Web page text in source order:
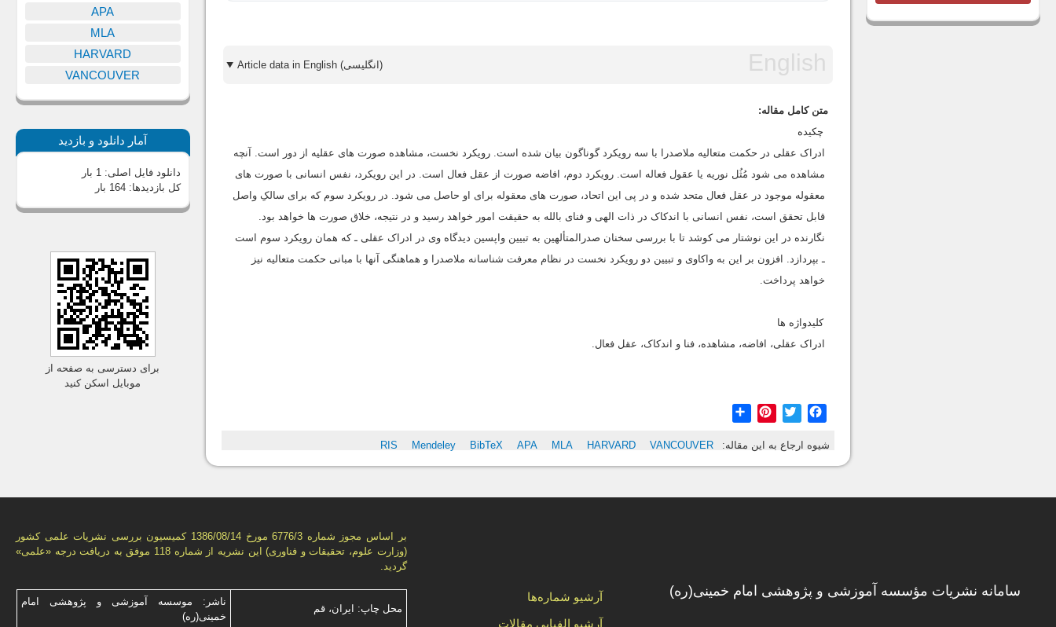
Article data in English (انگلیسی)
متن کامل مقاله:
چکیده
ادراک عقلی در حکمت متعالیه ملاصدرا با سه رویکرد گوناگون بیان شده است. رویکرد نخست، مشاهده صورت های عقلیه از دور است. آنچه
مشاهده می شود مُثُل نوریه یا عقول فعاله است. رویکرد دوم، افاضه صورت از عقل فعال است. در این رویکرد، نفس انسانی با صورت های
معقوله موجود در عقل فعال متحد شده و در پی این اتحاد، صورت های معقوله برای او حاصل می شود. در رویکرد سوم که برای سالکِ واصل
قابل تحقق است، نفس انسانی با اندکاک در ذات الهی و فنای بالله به حقیقت امور خواهد رسید و در نتیجه، خلاق صورت ها خواهد بود.
نگارنده در این نوشتار می کوشد تا با بررسی سخنان صدرالمتألهین به تبیین واپسین دیدگاه وی در ادراک عقلی ـ که همان رویکرد سوم است
ـ بپردازد. افزون بر این به واکاوی و تبیین دو رویکرد نخست در نظام معرفت شناسانه ملاصدرا و هماهنگی آنها با مبانی حکمت متعالیه نیز
خواهد پرداخت.
کلیدواژه ها
ادراک عقلی، افاضه، مشاهده، فنا و اندکاک، عقل فعال.
Facebook
Twitter
Pinterest
شیوه ارجاع به این مقاله: RIS Mendeley BibTeX APA MLA HARVARD VANCOUVER
APA
MLA
HARVARD
VANCOUVER
آمار دانلود و بازدید
دانلود فایل اصلی:1 بار
کل بازدیدها:164 بار
برای دسترسی به صفحه از
موبایل اسکن کنید
بر اساس مجوز شماره 6776/3 مورخ 1386/08/14 كمیسیون بررسى نشریات علمى كشور
(وزارت علوم، تحقیقات و فناورى) این نشریه از شماره 118 موفق به دریافت درجه «علمى»
گردید.
محل چاپ: ایران، قم
ناشر: موسسه آموزشی و پژوهشی امام
خمینی(ره)
آرشیو شماره‌ها
آرشیو الفبایی مقالات
سامانه نشریات مؤسسه آموزشی و پژوهشی امام خمینی(ره)